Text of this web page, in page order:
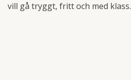
vill gå tryggt, fritt och med klass.